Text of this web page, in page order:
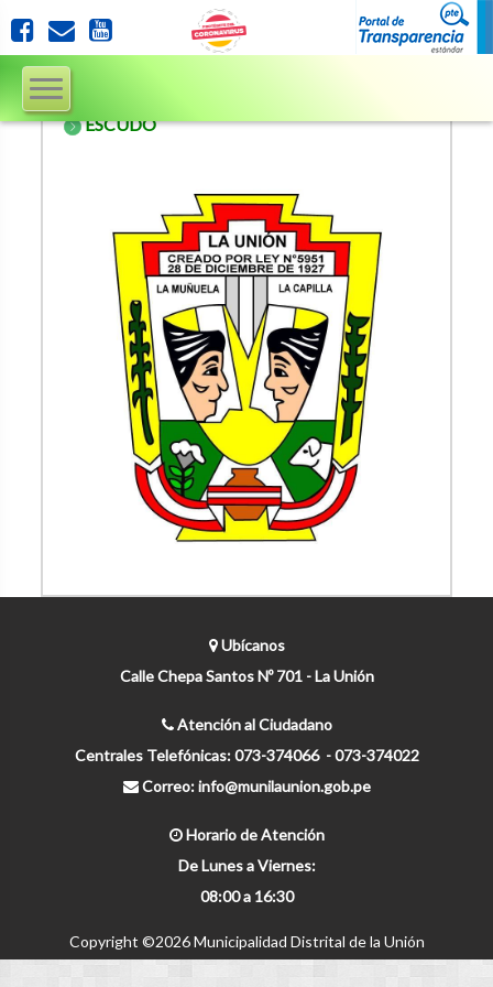
ESCUDO
Ubícanos
Calle Chepa Santos Nº 701 - La Unión
Atención al Ciudadano
Centrales Telefónicas: 073-374066 - 073-374022
Correo: info@munilaunion.gob.pe
Horario de Atención
De Lunes a Viernes:
08:00 a 16:30
Copyright ©2026 Municipalidad Distrital de la Unión